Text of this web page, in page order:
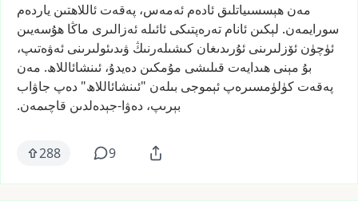
مەن ھېسسىياتلىق ئادەم ئەمەس، پەقەت ئاللاھتىن ياردەم
سورايمەن. لېكىن ئانام تەرەپتىكى ئائىلە ئەزالىرى ماڭا ھۇسەيىن
ئۈچۈن ئۆزلىرىنى ئۇرىدىغان كىشىلەرنىڭ ۋىدىئولىرىنى ئەۋەتىپ،
بۇ مېنى ھىدايەت قىلىشى مۇمكىن دەيدۇ، ئىنشائاللاھ. مەن
پەقەت كۈلۈمسىرەپ ئېموجى بىلەن "ئىنشائاللاھ" دەپ جاۋاب
بېرىپ، دەۋا-جېدەلدىن قاچىمەن.
288 9